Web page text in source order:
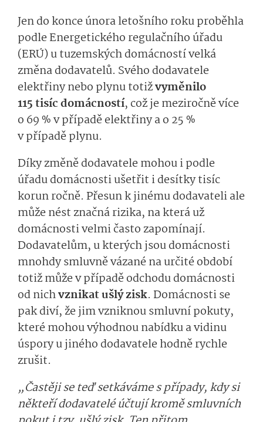
Jen do konce února letošního roku proběhla
podle Energetického regulačního úřadu
(ERÚ) u tuzemských domácností velká
změna dodavatelů. Svého dodavatele
elektřiny nebo plynu totižvyměnilo
115 tisíc domácností, což je meziročně více
o 69 % v případě elektřiny a o 25 %
v případě plynu.
Díky změně dodavatele mohou i podle
úřadu domácnosti ušetřit i desítky tisíc
korun ročně. Přesun k jinému dodavateli ale
může nést značná rizika, na která už
domácnosti velmi často zapomínají.
Dodavatelům, u kterých jsou domácnosti
mnohdy smluvně vázané na určité období
totiž může v případě odchodu domácnosti
od nichvznikat ušlý zisk. Domácnosti se
pak diví, že jim vzniknou smluvní pokuty,
které mohou výhodnou nabídku a vidinu
úspory u jiného dodavatele hodně rychle
zrušit.
„Častěji se teď setkáváme s případy, kdy si
někteří dodavatelé účtují kromě smluvních